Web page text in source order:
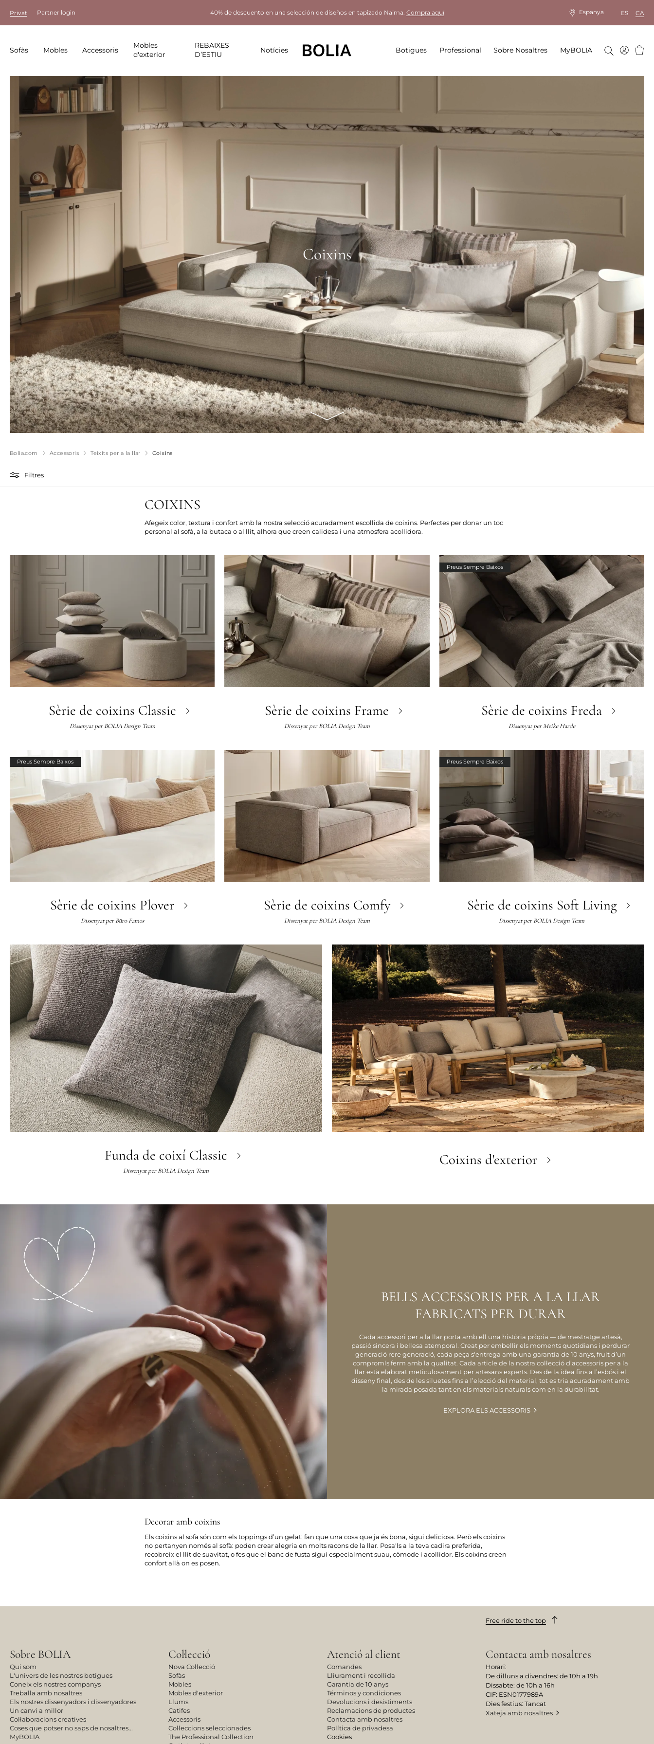
Privat Partner login 40% de descuento en una selección de diseños en tapizado Naima. Compra aquí Espanya ES CA
Sofàs Mobles Accessoris
Mobles
d'exterior
REBAIXES
D’ESTIU
Notícies Botigues Professional Sobre Nosaltres MyBOLIA
Coixins
Bolia.com Accessoris Teixits per a la llar Coixins
Filtres
COIXINS
Afegeix color, textura i confort amb la nostra selecció acuradament escollida de coixins. Perfectes per donar un toc
personal al sofà, a la butaca o al llit, alhora que creen calidesa i una atmosfera acollidora.
Sèrie de coixins Classic
Dissenyat perBOLIA Design Team
Sèrie de coixins Frame
Dissenyat perBOLIA Design Team
Preus Sempre Baixos
Sèrie de coixins Freda
Dissenyat perMeike Harde
Preus Sempre Baixos
Sèrie de coixins Plover
Dissenyat perBüro Famos
Sèrie de coixins Comfy
Dissenyat perBOLIA Design Team
Preus Sempre Baixos
Sèrie de coixins Soft Living
Dissenyat perBOLIA Design Team
Funda de coixí Classic
Dissenyat perBOLIA Design Team
Coixins d'exterior
BELLS ACCESSORIS PER A LA LLAR
FABRICATS PER DURAR
Cada accessori per a la llar porta amb ell una història pròpia — de mestratge artesà,
passió sincera i bellesa atemporal. Creat per embellir els moments quotidians i perdurar
generació rere generació, cada peça s'entrega amb una garantia de 10 anys, fruit d’un
compromís ferm amb la qualitat. Cada article de la nostra col·lecció d’accessoris per a la
llar està elaborat meticulosament per artesans experts. Des de la idea fins a l’esbós i el
disseny final, des de les siluetes fins a l’elecció del material, tot es tria acuradament amb
la mirada posada tant en els materials naturals com en la durabilitat.
EXPLORA ELS ACCESSORIS
Decorar amb coixins
Els coixins al sofà són com els toppings d’un gelat: fan que una cosa que ja és bona, sigui deliciosa. Però els coixins
no pertanyen només al sofà: poden crear alegria en molts racons de la llar. Posa'ls a la teva cadira preferida,
recobreix el llit de suavitat, o fes que el banc de fusta sigui especialment suau, còmode i acollidor. Els coixins creen
confort allà on es posen.
Free ride to the top
Sobre BOLIA
Qui som
L'univers de les nostres botigues
Coneix els nostres companys
Treballa amb nosaltres
Els nostres dissenyadors i dissenyadores
Un canvi a millor
Col·laboracions creatives
Coses que potser no saps de nosaltres...
MyBOLIA
Col·lecció
Nova Col·lecció
Sofàs
Mobles
Mobles d'exterior
Llums
Catifes
Accessoris
Col·leccions seleccionades
The Professional Collection
Atenció al client
Comandes
Lliurament i recollida
Garantia de 10 anys
Términos y condiciones
Devolucions i desistiments
Reclamacions de productes
Contacta amb nosaltres
Política de privadesa
Cookies
Contacta amb nosaltres
Horari:
De dilluns a divendres: de 10h a 19h
Dissabte: de 10h a 16h
CIF: ESN0177989A
Dies festius: Tancat
Xateja amb nosaltres